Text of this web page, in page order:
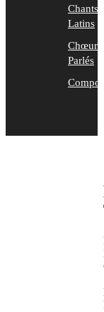
Chants
Latins
Chœurs
Parlés